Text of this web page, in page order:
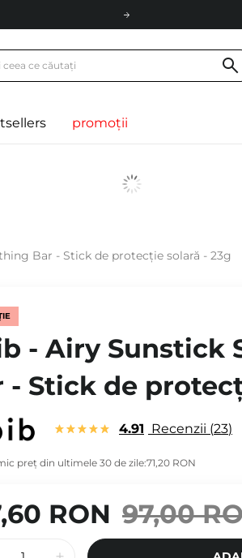
la 150 RON!
promoții
Bar - Stick de protecție solară - 23g
- Airy Sunstick
- Stick de
4.91 Recenzii 23
preț din ultimele 30 de zile:71,20 RON
RON 97,00